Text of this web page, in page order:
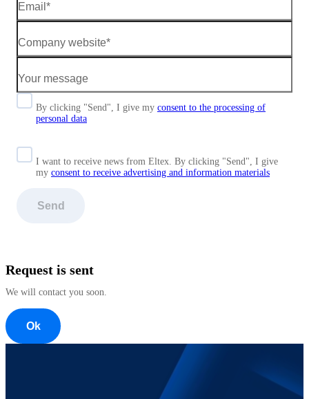
By clicking "Send", I give my consent to the processing of
personal data
I want to receive news from Eltex. By clicking "Send", I give
my consent to receive advertising and information materials
Send
Request is sent
We will contact you soon.
Ok